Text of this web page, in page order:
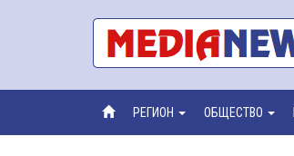
РЕГИОН ОБЩЕСТВО